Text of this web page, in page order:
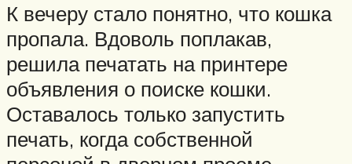
К вечеру стало понятно, что кошка
пропала. Вдоволь поплакав,
решила печатать на принтере
объявления о поиске кошки.
Оставалось только запустить
печать, когда собственной